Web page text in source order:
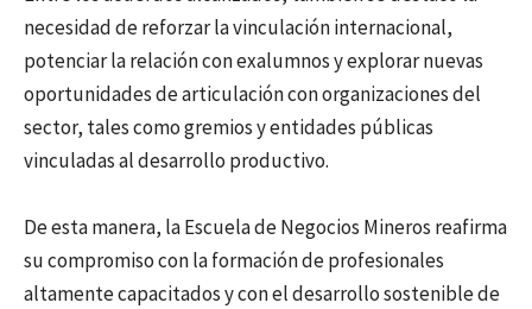
necesidad de reforzar la vinculación internacional,
potenciar la relación con exalumnos y explorar nuevas
oportunidades de articulación con organizaciones del
sector, tales como gremios y entidades públicas
vinculadas al desarrollo productivo.
De esta manera, la Escuela de Negocios Mineros reafirma
su compromiso con la formación de profesionales
altamente capacitados y con el desarrollo sostenible de